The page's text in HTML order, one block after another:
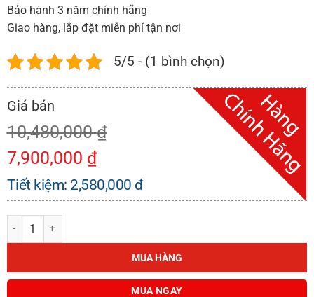
Bảo hành 3 năm chính hãng
Giao hàng, lắp đặt miễn phí tận nơi
5/5 - (1 bình chọn)
10,480,000₫
7,900,000 ₫
Tiết kiệm: 2,580,000 đ
BẾP GAS ÂM KAFF KF-218 số lượng
MUA HÀNG
MUA NGAY